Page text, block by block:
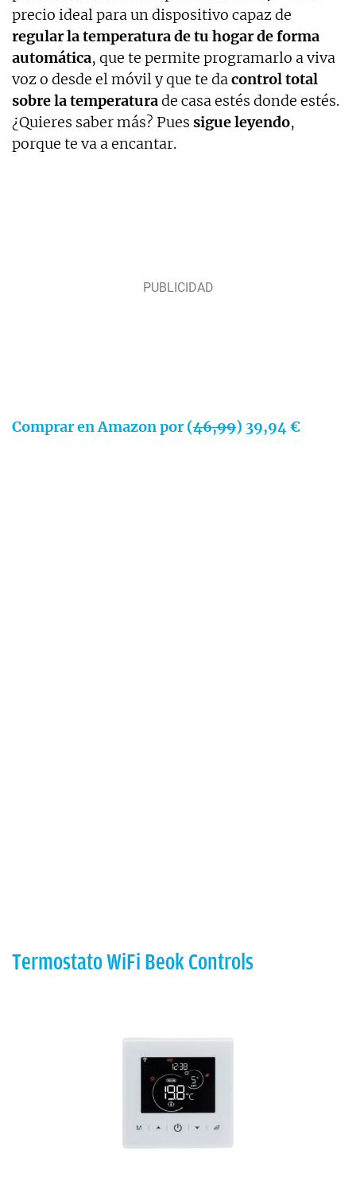
precio ideal para un dispositivo capaz de
regular la temperatura de tu hogar de forma
automática, que te permite programarlo a viva
voz o desde el móvil y que te dacontrol total
sobre la temperaturade casa estés donde estés.
¿Quieres saber más? Pues sigue leyendo,
porque te va a encantar.
Comprar en Amazon por (46,99) 39,94 €
Termostato WiFi Beok Controls